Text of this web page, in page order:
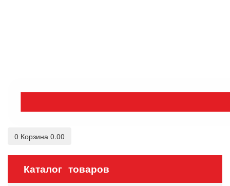
0 Корзина 0.00
Каталог товаров